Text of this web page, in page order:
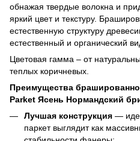
обнажая твердые волокна и
яркий цвет и текстуру.
естественную структуру
естественный и органический
Цветовая гамма – от
теплых коричневых.
Преимущества
Parket Ясень Нормандский
Лучшая конструкция —
паркет выглядит как